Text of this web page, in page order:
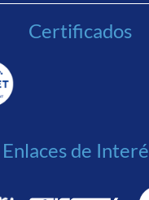
Certificados
Enlaces de